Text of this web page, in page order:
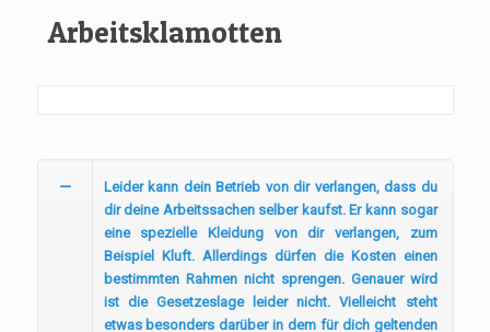
Arbeitsklamotten
Leider kann dein Betrieb von dir verlangen, dass du
dir deine Arbeitssachen selber kaufst. Er kann sogar
eine spezielle Kleidung von dir verlangen, zum
Beispiel Kluft. Allerdings dürfen die Kosten einen
bestimmten Rahmen nicht sprengen. Genauer wird
ist die Gesetzeslage leider nicht. Vielleicht steht
etwas besonders darüber in dem für dich geltenden